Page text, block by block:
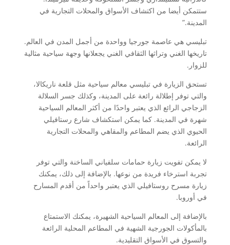
ستتمكن أيضا من اكتشاف الأسواق والمحلات التجارية في
المدينة.”
تبليسي هي عاصمة جورجيا وواحدة من أجمل المدن في العالم.
تاريخها الغني وتراثها الثقافي الغني يجعلانها وجهة سياحية مثالية
للزوار.
تستحق الزيارة في تبليسي معالم سياحية مثل قلعة ناريكالا،
والتي توفر إطلالة رائعة على المدينة، وكذلك جسر السلالة
الزجاجي الرائع الذي يعتبر واحدًا من أكثر المعالم السياحية
شهرة في المدينة. كما يمكن استكشاف شارع رستافيلي
الحيوي الذي يضم المطاعم والمقاهي والمحلات التجارية
الرائعة.
لا يمكن تفويت زيارة حمامات سلفياني الساخنة والتي توفر
تجربة استرخاء فريدة من نوعها. بالإضافة إلى ذلك، يمكنك
زيارة مسرح روستافيلي الذي يعتبر واحداً من أقدم المسارح
في أوروبا.
بالإضافة إلى المعالم السياحية الشهيرة، يمكنك الاستمتاع
بالمأكولات الجورجية الشهية في المطاعم المحلية الرائعة
والتسوق في الأسواق التقليدية.